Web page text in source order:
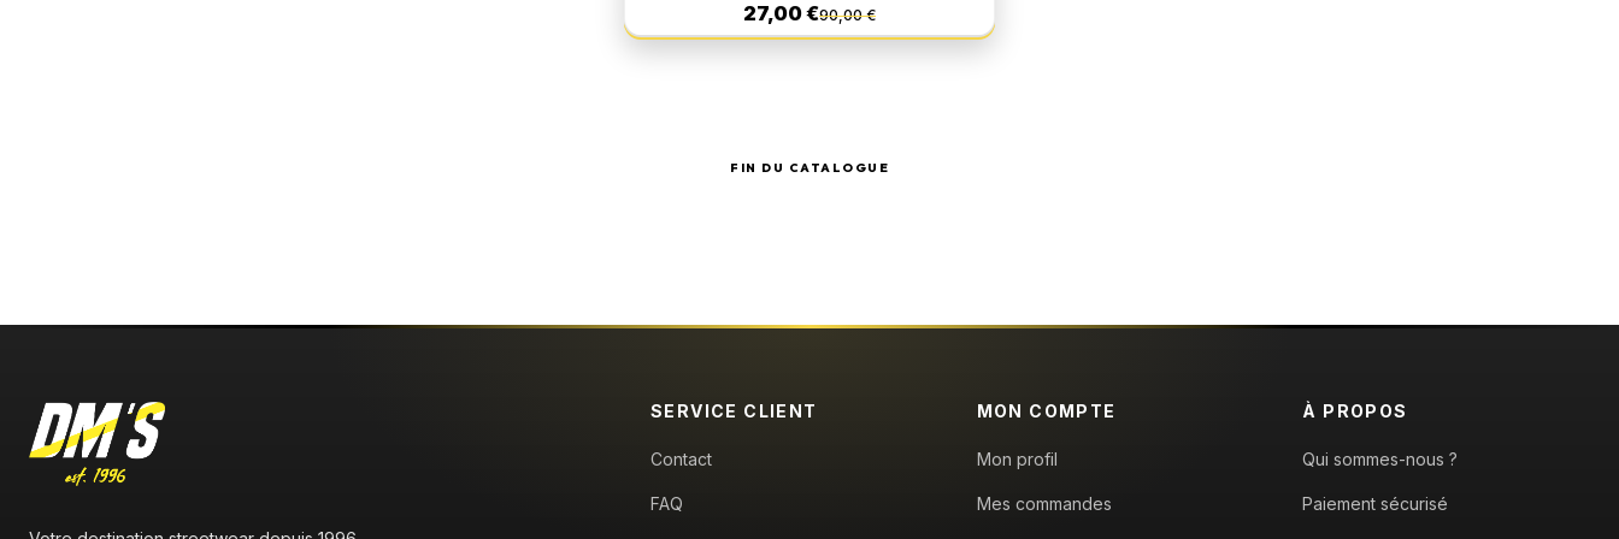
90,00 €
27,00 €
FIN DU CATALOGUE
SERVICE CLIENT
Contact
FAQ
MON COMPTE
Mon profil
Mes commandes
À PROPOS
Qui sommes-nous ?
Paiement sécurisé